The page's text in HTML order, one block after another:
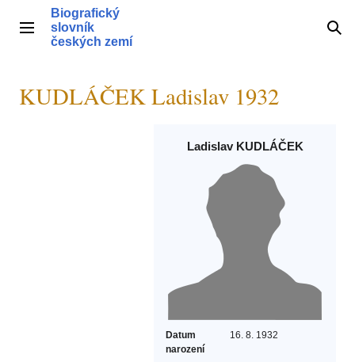
obsahHlavní menu
Biografický
slovník
českých zemí
KUDLÁČEK Ladislav 1932
Ladislav KUDLÁČEK
Datum
narození
16. 8. 1932